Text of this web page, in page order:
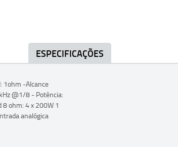
ESPECIFICAÇÕES
1ohm -Alcance
@1/8 - Potência:
8 ohm: 4 x 200W 1
analógica